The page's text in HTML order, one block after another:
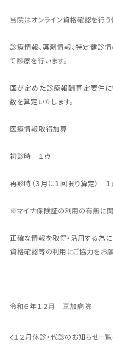
当院はオンライン資格確認を行う
診療情報、薬剤情報、特定健診
て診療を行います。
国が定めた診療報酬算定要件に
数を算定いたします。
医療情報取得加算
初診時 １点
再診時（３月に１回限り算定） １
※マイナ保険証の利用の有無に
正確な情報を取得・活用する為に
資格確認等の利用にご協力をお願
令和６年１２月 草加病院
１２月休診・代診のお知らせ一覧